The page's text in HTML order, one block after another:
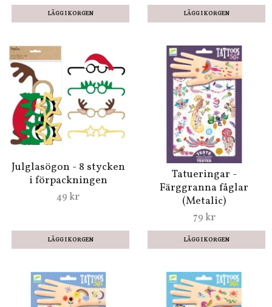
Julglasögon - 8 stycken
i förpackningen
49 kr
Tatueringar -
Färggranna fåglar
(Metalic)
79 kr